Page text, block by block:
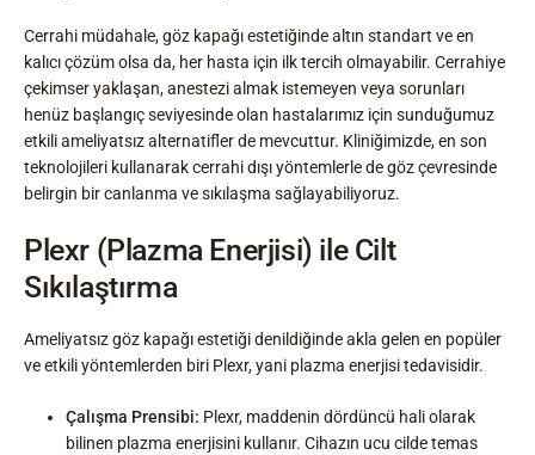
Cerrahi müdahale, göz kapağı estetiğinde altın standart ve en
kalıcı çözüm olsa da, her hasta için ilk tercih olmayabilir. Cerrahiye
çekimser yaklaşan, anestezi almak istemeyen veya sorunları
henüz başlangıç seviyesinde olan hastalarımız için sunduğumuz
etkili ameliyatsız alternatifler de mevcuttur. Kliniğimizde, en son
teknolojileri kullanarak cerrahi dışı yöntemlerle de göz çevresinde
belirgin bir canlanma ve sıkılaşma sağlayabiliyoruz.
Plexr (Plazma Enerjisi) ile Cilt
Sıkılaştırma
Ameliyatsız göz kapağı estetiği denildiğinde akla gelen en popüler
ve etkili yöntemlerden biri Plexr, yani plazma enerjisi tedavisidir.
Çalışma Prensibi: Plexr, maddenin dördüncü hali olarak
bilinen plazma enerjisini kullanır. Cihazın ucu cilde temas